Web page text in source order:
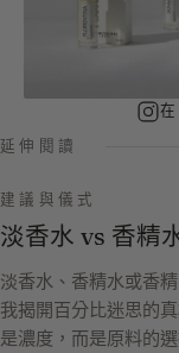
延伸閱讀
建議與儀式
淡香水 vs 香精
淡香水、香精水或香
我揭開百分比迷思的
是濃度，而是原料的